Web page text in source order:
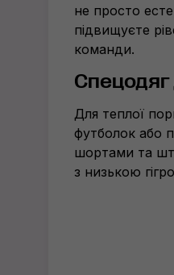
не просто
підвищуєте
команди.
Для теплої
футболок або
шортами та
з низькою